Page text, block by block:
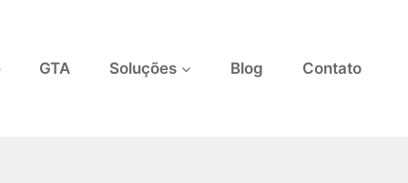
GTA Soluções Blog Contato